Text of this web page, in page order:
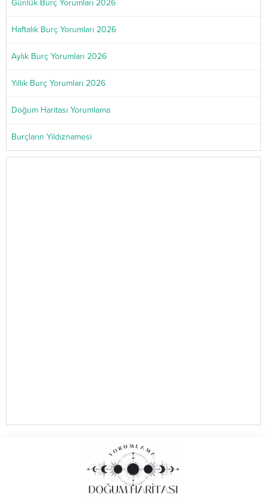
Günlük Burç Yorumları 2026
Haftalık Burç Yorumları 2026
Aylık Burç Yorumları 2026
Yıllık Burç Yorumları 2026
Doğum Haritası Yorumlama
Burçların Yıldıznamesi